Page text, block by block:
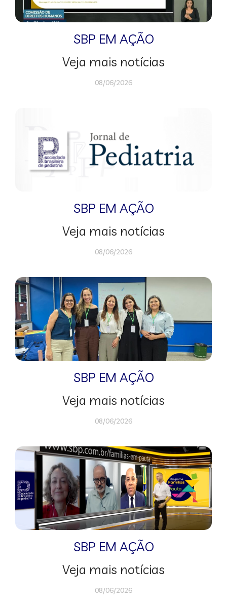
SBP EM AÇÃO
Veja mais notícias
08/06/2026
SBP EM AÇÃO
Veja mais notícias
08/06/2026
SBP EM AÇÃO
Veja mais notícias
08/06/2026
SBP EM AÇÃO
Veja mais notícias
08/06/2026